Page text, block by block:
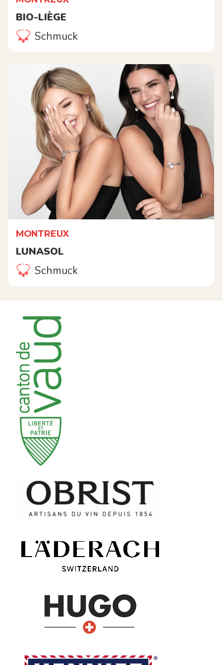
BIO-LIÈGE
Schmuck
MONTREUX
LUNASOL
Schmuck